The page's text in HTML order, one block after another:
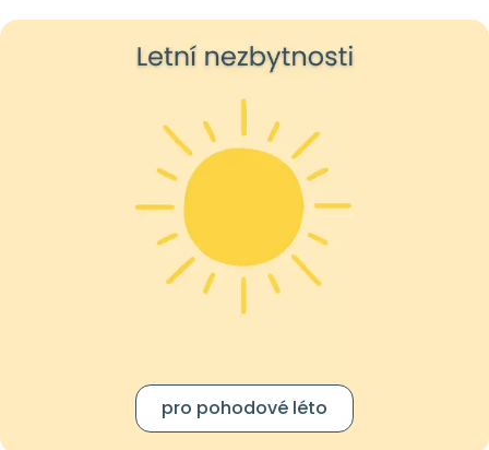
pro pohodové léto